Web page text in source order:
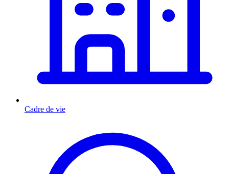
Cadre de vie